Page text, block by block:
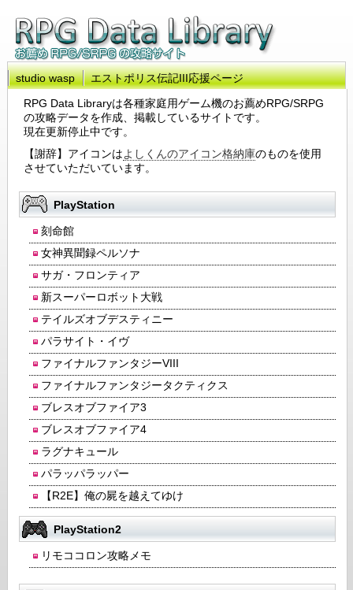
エストポリス伝記III応援ページ
studio wasp
RPG Data Libraryは各種家庭用ゲーム機のお薦めRPG/SRPG
の攻略データを作成、掲載しているサイトです。
現在更新停止中です。
【謝辞】アイコンはよしくんのアイコン格納庫のものを使用
させていただいています。
PlayStation
刻命館
女神異聞録ペルソナ
サガ・フロンティア
新スーパーロボット大戦
テイルズオブデスティニー
パラサイト・イヴ
ファイナルファンタジーVIII
ファイナルファンタジータクティクス
ブレスオブファイア3
ブレスオブファイア4
ラグナキュール
パラッパラッパー
【R2E】俺の屍を越えてゆけ
PlayStation2
リモココロン攻略メモ